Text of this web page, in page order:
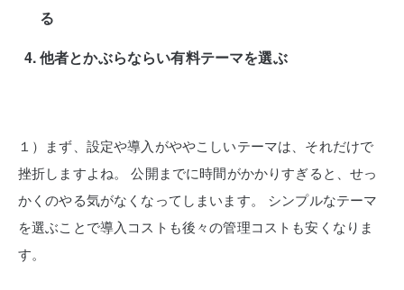
る
他者とかぶらならい有料テーマを選ぶ
１）まず、設定や導入がややこしいテーマは、それだけで
挫折しますよね。
公開までに時間がかかりすぎると、せっ
かくのやる気がなくなってしまいます。
シンプルなテーマ
を選ぶことで導入コストも後々の管理コストも安くなりま
す。